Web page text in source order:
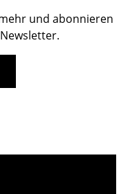
und abonnieren